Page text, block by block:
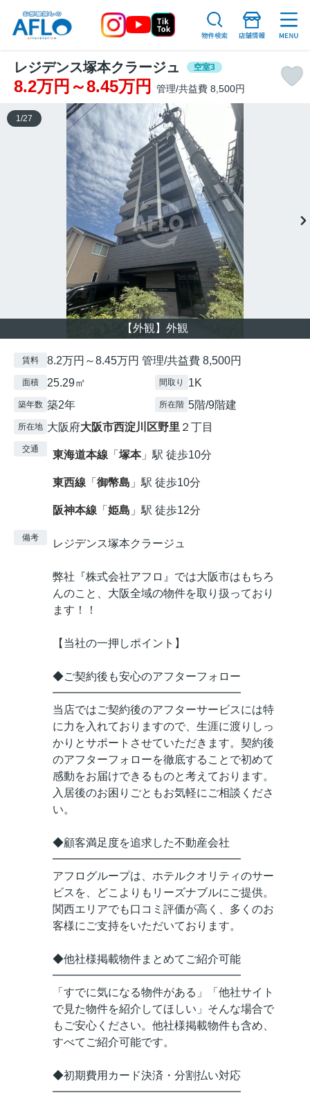
レジデンス塚本クラージュ 空室3
8.2万円～8.45万円 管理/共益費 8,500円
【外観】外観
1 /27
賃料 8.2万円～8.45万円 管理/共益費 8,500円
面積 25.29㎡ 間取り 1K
築年数 築2年 所在階 5階/9階建
所在地 大阪府大阪市西淀川区野里 ２丁目
交通 東海道本線 「 塚本」駅 徒歩10分
東西線 「 御幣島 」駅 徒歩10分
阪神本線 「 姫島 」駅 徒歩12分
備考 レジデンス塚本クラージュ
弊社『株式会社アフロ』では大阪市はもちろ
んのこと、大阪全域の物件を取り扱っており
ます！！
【当社の一押しポイント】
◆ご契約後も安心のアフターフォロー
━━━━━━━━━━━━━━━━━
当店ではご契約後のアフターサービスには特
に力を入れておりますので、生涯に渡りしっ
かりとサポートさせていただきます。契約後
のアフターフォローを徹底することで初めて
感動をお届けできるものと考えております。
入居後のお困りごともお気軽にご相談くださ
い。
◆顧客満足度を追求した不動産会社
━━━━━━━━━━━━━━━━━
アフログループは、ホテルクオリティのサー
ビスを、どこよりもリーズナブルにご提供。
関西エリアでも口コミ評価が高く、多くのお
客様にご支持をいただいております。
◆他社様掲載物件まとめてご紹介可能
━━━━━━━━━━━━━━━━━
「すでに気になる物件がある」「他社サイト
で見た物件を紹介してほしい」そんな場合で
もご安心ください。他社様掲載物件も含め、
すべてご紹介可能です。
◆初期費用カード決済・分割払い対応
━━━━━━━━━━━━━━━━━